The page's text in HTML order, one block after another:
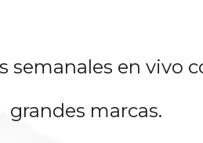
semanales en vivo
grandes marcas.